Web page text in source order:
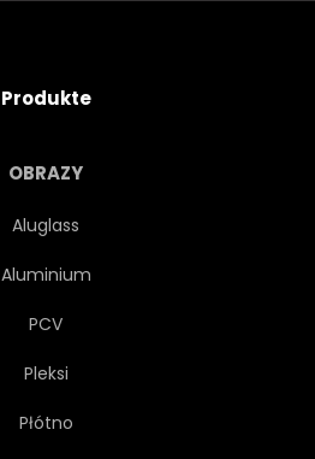
Produkte
OBRAZY
Aluglass
Aluminium
PCV
Pleksi
Płótno